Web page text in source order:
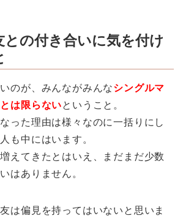
との付き合いに気を付け
のが、みんながみんなシングルマ
は限らないということ。
った理由は様々なのに一括りにし
も中にはいます。
えてきたとはいえ、まだまだ少数
はありません。
は偏見を持ってはいないと思いま